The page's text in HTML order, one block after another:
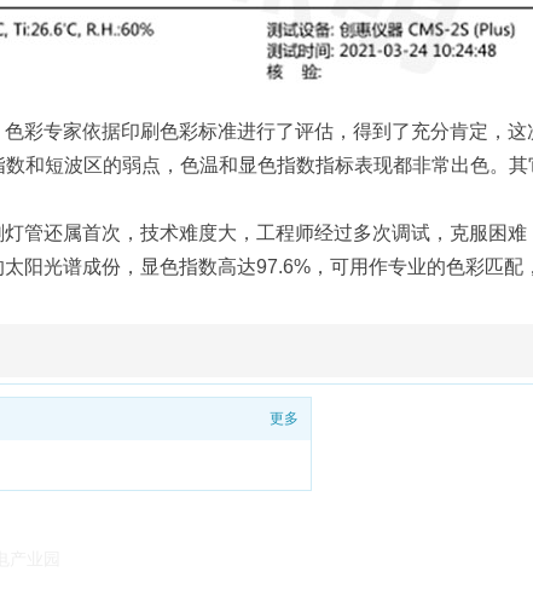
彩专家依据印刷色彩标准进行了评估，得到了充分肯定，
和短波区的弱点，色温和显色指数指标表现都非常出色。
管还属首次，技术难度大，工程师经过多次调试，克服困
阳光谱成份，显色指数高达97.6%，可用作专业的色彩匹配
更多